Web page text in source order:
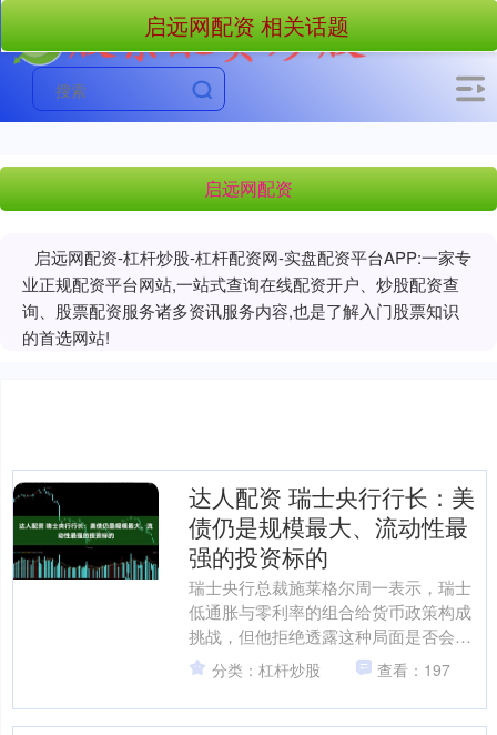
启远网配资
启远网配资-杠杆炒股-杠杆配资网-实盘配资平台APP:一家专
业正规配资平台网站,一站式查询在线配资开户、炒股配资查
询、股票配资服务诸多资讯服务内容,也是了解入门股票知识
的首选网站!
启远网配资 相关话题
达人配资 瑞士央行行长：美
债仍是规模最大、流动性最
强的投资标的
瑞士央行总裁施莱格尔周一表示，瑞士
低通胀与零利率的组合给货币政策构成
挑战，但他拒绝透露这种局面是否会增
加实施负利率的可能性。 施莱格尔表
示：“作为央行，我最关切....
分类：杠杆炒股 查看：197